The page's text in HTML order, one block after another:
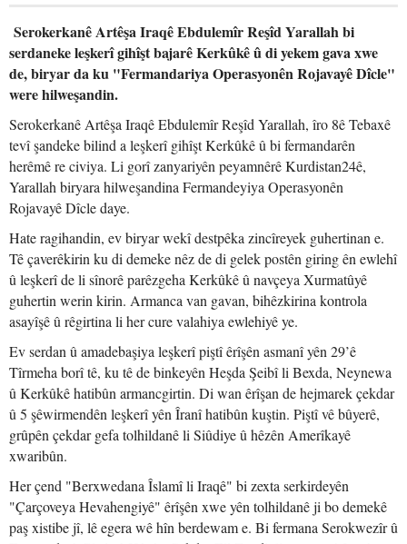
Serokerkanê Artêşa Iraqê Ebdulemîr Reşîd Yarallah bi
serdaneke leşkerî gihîşt bajarê Kerkûkê û di yekem gava xwe
de, biryar da ku "Fermandariya Operasyonên Rojavayê Dîcle"
were hilweşandin.
Serokerkanê Artêşa Iraqê Ebdulemîr Reşîd Yarallah, îro 8ê Tebaxê
tevî şandeke bilind a leşkerî gihîşt Kerkûkê û bi fermandarên
herêmê re civiya. Li gorî zanyariyên peyamnêrê Kurdistan24ê,
Yarallah biryara hilweşandina Fermandeyiya Operasyonên
Rojavayê Dîcle daye.
Hate ragihandin, ev biryar wekî destpêka zincîreyek guhertinan e.
Tê çaverêkirin ku di demeke nêz de di gelek postên giring ên ewlehî
û leşkerî de li sînorê parêzgeha Kerkûkê û navçeya Xurmatûyê
guhertin werin kirin. Armanca van gavan, bihêzkirina kontrola
asayîşê û rêgirtina li her cure valahiya ewlehiyê ye.
Ev serdan û amadebaşiya leşkerî piştî êrîşên asmanî yên 29’ê
Tîrmeha borî tê, ku tê de binkeyên Heşda Şeibî li Bexda, Neynewa
û Kerkûkê hatibûn armancgirtin. Di wan êrîşan de hejmarek çekdar
û 5 şêwirmendên leşkerî yên Îranî hatibûn kuştin. Piştî vê bûyerê,
grûpên çekdar gefa tolhildanê li Siûdiye û hêzên Amerîkayê
xwaribûn.
Her çend "Berxwedana Îslamî li Iraqê" bi zexta serkirdeyên
"Çarçoveya Hevahengiyê" êrîşên xwe yên tolhildanê ji bo demekê
paş xistibe jî, lê egera wê hîn berdewam e. Bi fermana Serokwezîr û